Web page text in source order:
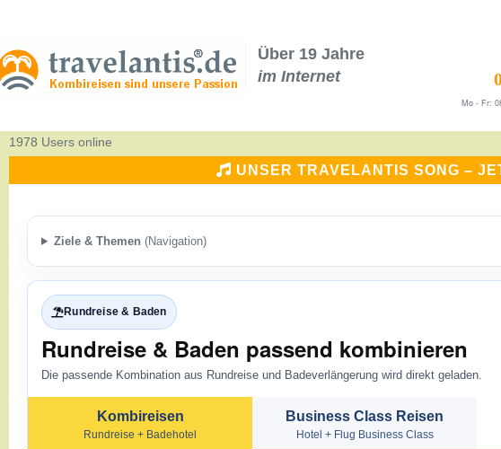
Über 19 Jahre
im Internet
Mo - Fr:
1978 Users online
UNSER TRAVELANTIS SONG –
Ziele & Themen (Navigation)
Rundreise & Baden
Rundreise & Baden passend kombinieren
Die passende Kombination aus Rundreise und Badeverlängerung wird direkt geladen.
Kombireisen
Rundreise + Badehotel
Business Class Reisen
Hotel + Flug Business Class